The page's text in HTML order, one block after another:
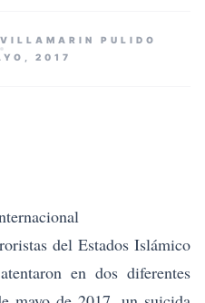
PULIDO
2017
del Estados Islámico
en dos diferentes